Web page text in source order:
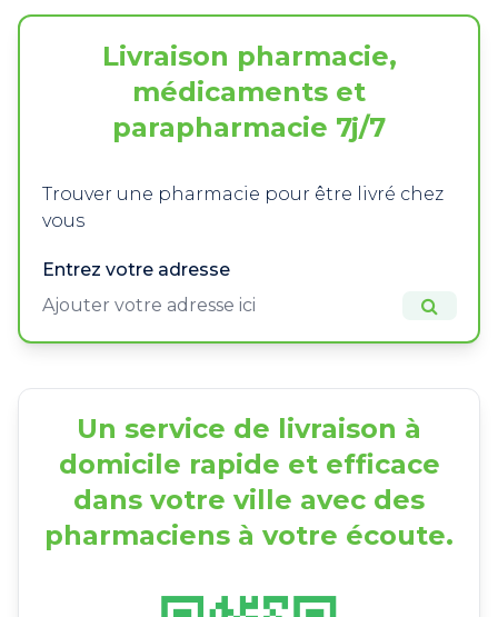
Livraison pharmacie,
médicaments et
parapharmacie 7j/7
Trouver une pharmacie pour être livré chez
vous
Entrez votre adresse
Un service de livraison à
domicile rapide et efficace
dans votre ville avec des
pharmaciens à votre écoute.